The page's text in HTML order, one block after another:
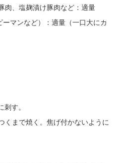
肉、塩麹漬け豚肉など：適量
マンなど）：適量（一口大にカ
す。
くまで焼く。焦げ付かないように